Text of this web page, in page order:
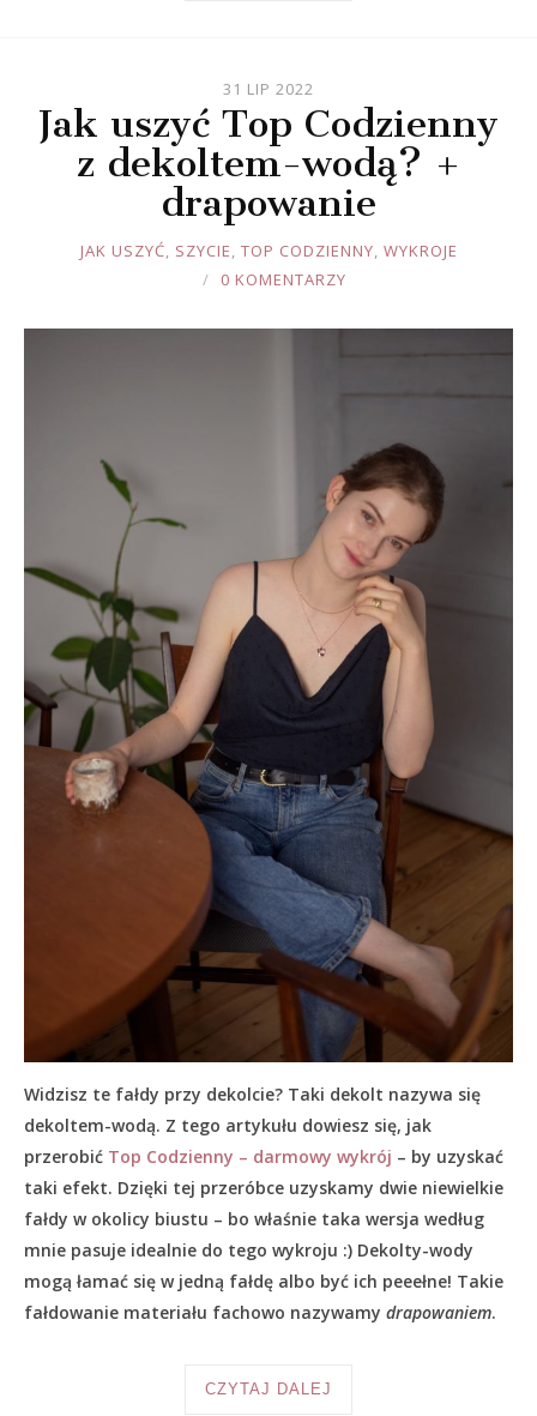
31 LIP 2022
Jak uszyć Top Codzienny
z dekoltem-wodą? +
drapowanie
JOULE
JAK USZYĆ, SZYCIE, TOP CODZIENNY, WYKROJE
0 KOMENTARZY
Widzisz te fałdy przy dekolcie? Taki dekolt nazywa się
dekoltem-wodą. Z tego artykułu dowiesz się, jak
przerobić Top Codzienny – darmowy wykrój – by uzyskać
taki efekt. Dzięki tej przeróbce uzyskamy dwie niewielkie
fałdy w okolicy biustu – bo właśnie taka wersja według
mnie pasuje idealnie do tego wykroju :) Dekolty-wody
mogą łamać się w jedną fałdę albo być ich peeełne! Takie
fałdowanie materiału fachowo nazywamy drapowaniem.
CZYTAJ DALEJ